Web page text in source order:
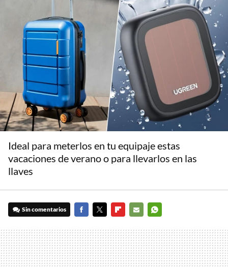
Ideal para meterlos en tu equipaje estas
vacaciones de verano o para llevarlos en las
llaves
Sin comentarios
MAIL